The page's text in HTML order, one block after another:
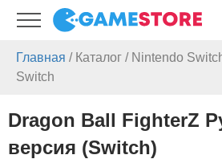
Главная / Каталог / Nintendo
Switch
Dragon Ball FighterZ
версия (Switch)